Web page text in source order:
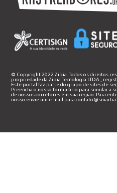
© Copyright 2022 Zipia. Todos os direitos
propriedade daZipia Tecnologia LTDA
,
Este portal faz parte do grupo de sites de
Preencha o nosso formulário para simular a
de nossos corretores em sua região. Para
nosso envie um e-mail para